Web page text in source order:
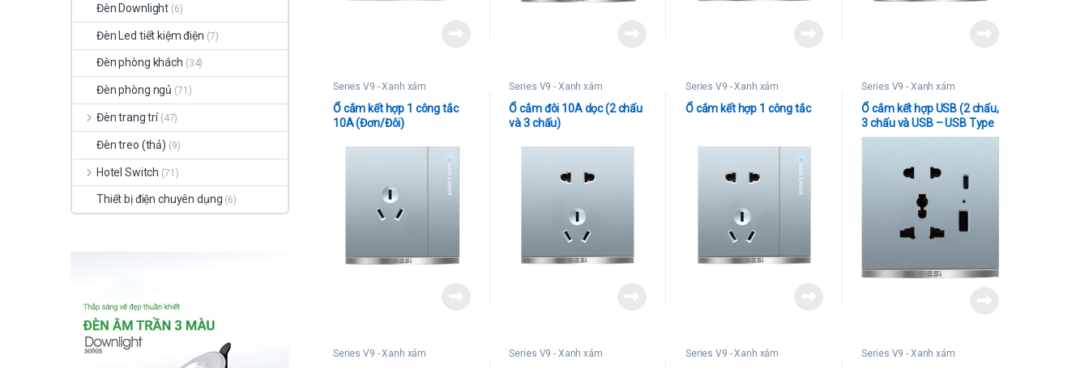
Series V9 - Xanh xám
Ổ cắm kết hợp 1 công tắc
10A (Đơn/Đôi)
Series V9 - Xanh xám
Ổ cắm đôi 10A dọc (2 chấu
và 3 chấu)
Series V9 - Xanh xám
Ổ cắm kết hợp 1 công tắc
Series V9 - Xanh xám
Ổ cắm kết hợp USB (2 chấu,
3 chấu và USB – USB Type
C)
Series V9 - Xanh xám Series V9 - Xanh xám Series V9 - Xanh xám Series V9 - Xanh xám
Đèn Downlight (6)
Đèn Led tiết kiệm điện (7)
Đèn phòng khách (34)
Đèn phòng ngủ (71)
Đèn trang trí (47)
Đèn treo (thả) (9)
Hotel Switch (71)
Thiết bị điện chuyên dụng (6)